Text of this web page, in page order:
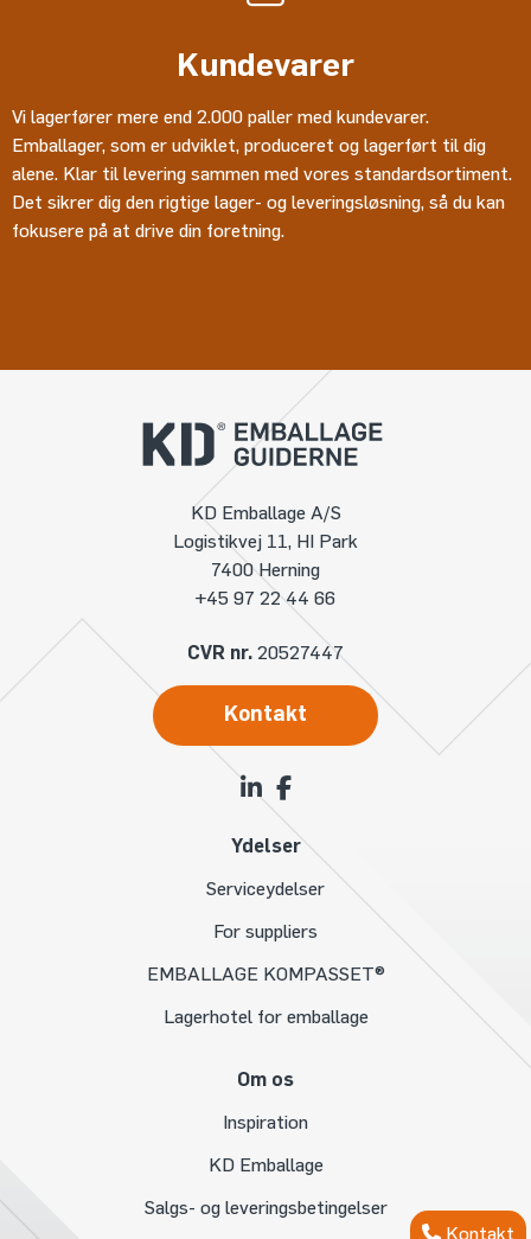
Kontakt
Kundevarer
Vi lagerfører mere end 2.000 paller med kundevarer.
Emballager, som er udviklet, produceret og lagerført til dig
alene. Klar til levering sammen med vores standardsortiment.
Det sikrer dig den rigtige lager- og leveringsløsning, så du kan
fokusere på at drive din foretning.
KD Emballage A/S
Logistikvej 11, HI Park
7400 Herning
+45 97 22 44 66
CVR nr. 20527447
Kontakt
Ydelser
Serviceydelser
For suppliers
EMBALLAGE KOMPASSET®
Lagerhotel for emballage
Om os
Inspiration
KD Emballage
Salgs- og leveringsbetingelser